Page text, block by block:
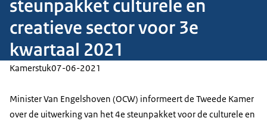
steunpakket culturele en
creatieve sector voor 3e
kwartaal 2021
Kamerstuk07-06-2021
Minister Van Engelshoven (OCW) informeert de Tweede Kamer
over de uitwerking van het 4e steunpakket voor de culturele en